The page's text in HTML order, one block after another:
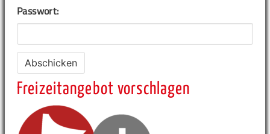
Passwort:
Freizeitangebot vorschlagen